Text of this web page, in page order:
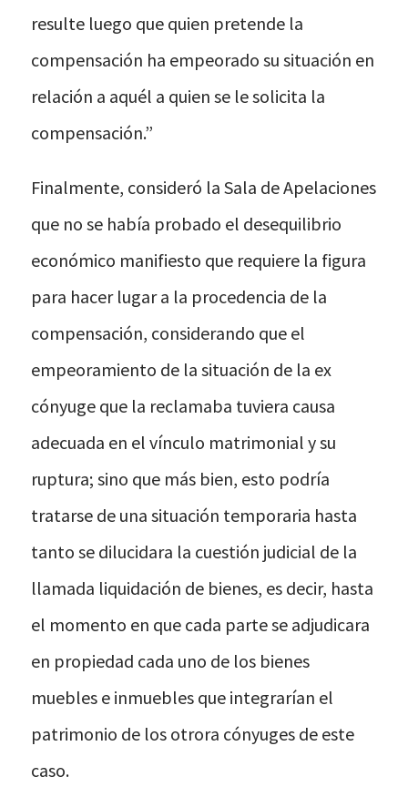
resulte luego que quien pretende la
compensación ha empeorado su situación en
relación a aquél a quien se le solicita la
compensación.”
Finalmente, consideró la Sala de Apelaciones
que no se había probado el desequilibrio
económico manifiesto que requiere la figura
para hacer lugar a la procedencia de la
compensación, considerando que el
empeoramiento de la situación de la ex
cónyuge que la reclamaba tuviera causa
adecuada en el vínculo matrimonial y su
ruptura; sino que más bien, esto podría
tratarse de una situación temporaria hasta
tanto se dilucidara la cuestión judicial de la
llamada liquidación de bienes, es decir, hasta
el momento en que cada parte se adjudicara
en propiedad cada uno de los bienes
muebles e inmuebles que integrarían el
patrimonio de los otrora cónyuges de este
caso.